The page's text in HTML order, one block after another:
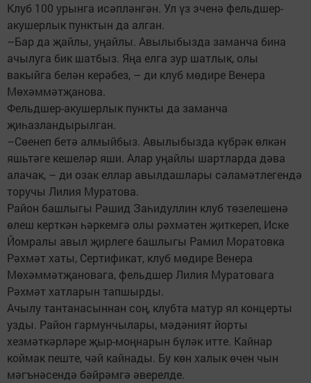
Клуб 100 урынга исәпләнгән. Ул үз эченә фельдшер-
акушерлык пунктын да алган.
–Бар да җайлы, уңайлы. Авылыбызда заманча бина
ачылуга бик шатбыз. Яңа елга зур шатлык, олы
вакыйга белән керәбез, – ди клуб мөдире Венера
Мөхәммәтҗанова.
Фельдшер-акушерлык пункты да заманча
җиһазландырылган.
–Сөенеп бетә алмыйбыз. Авылыбызда күбрәк өлкән
яшьтәге кешеләр яши. Алар уңайлы шартларда дәва
алачак, – ди озак еллар авылдашлары сәламәтлегендә
торучы Лилия Муратова.
Район башлыгы Рәшид Заһидуллин клуб төзелешенә
өлеш керткән һәркемгә олы рәхмәтен җиткереп, Иске
Йомралы авыл җирлеге башлыгы Рамил Моратовка
Рәхмәт хаты, Сертификат, клуб мөдире Венера
Мөхәммәтҗановага, фельдшер Лилия Муратовага
Рәхмәт хатларын тапшырды.
Ачылу тантанасыннан соң, клубта матур ял концерты
узды. Район гармунчылары, мәдәният йорты
хезмәткәрләре җыр-моңнарын бүләк итте. Кайнар
коймак пеште, чәй кайнады. Бу көн халык өчен чын
мәгънәсендә бәйрәмгә әверелде.